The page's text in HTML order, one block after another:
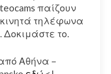
παίζουν
τηλέφωνα
το.
Αθήνα –